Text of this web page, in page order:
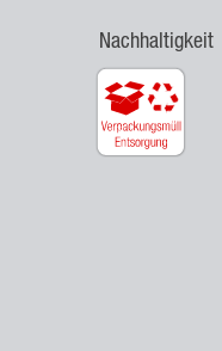
Nachhaltigkeit